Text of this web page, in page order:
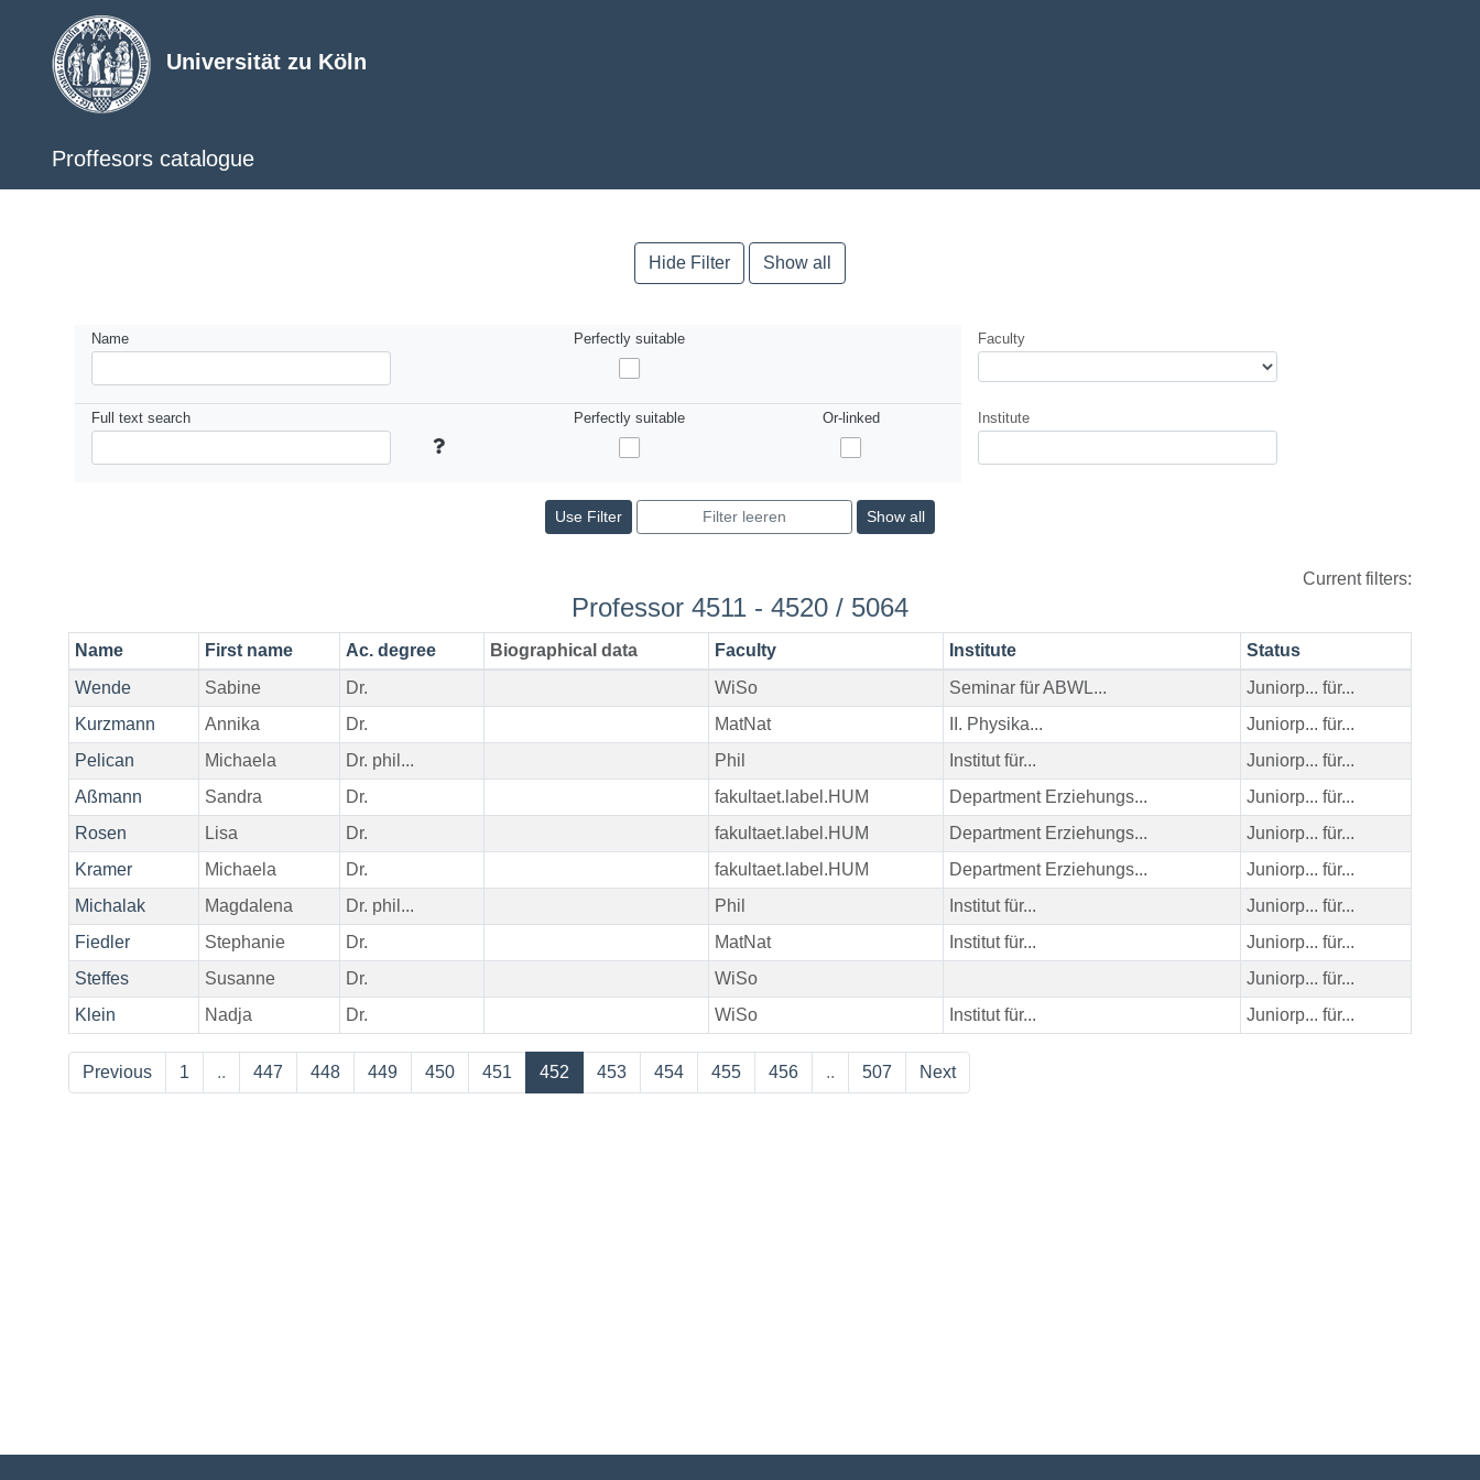
Universität zu Köln
Proffesors catalogue
Hide Filter Show all
Name Perfectly suitable Faculty
Full text search Perfectly suitable Or-linked Institute
Show all
Current filters:
Professor 4511 - 4520 / 5064
Name First name Ac. degree Biographical data Faculty Institute
Status
Wende
Sabine Dr. WiSo Seminar für ABWL...
Juniorp... für...
Kurzmann
Annika Dr. MatNat II. Physika...
Juniorp... für...
Pelican
Michaela Dr. phil... Phil Institut für...
Juniorp... für...
Aßmann
Sandra Dr. fakultaet.label.HUM Department Erziehungs...
Juniorp... für...
Rosen
Lisa Dr. fakultaet.label.HUM Department Erziehungs...
Juniorp... für...
Kramer
Michaela Dr. fakultaet.label.HUM Department Erziehungs...
Juniorp... für...
Michalak
Magdalena Dr. phil... Phil Institut für...
Juniorp... für...
Fiedler
Stephanie Dr. MatNat Institut für...
Juniorp... für...
Steffes
Susanne Dr. WiSo
Juniorp... für...
Klein
Nadja Dr. WiSo Institut für... Juniorp... für...
Previous 1 .. 447 448 449 450 451 452 453 454 455 456 .. 507 Next